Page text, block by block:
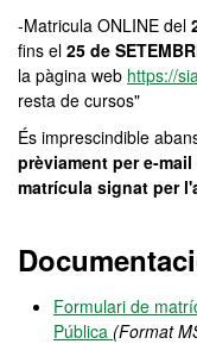
-Matricula ONLINE del
fins el 25 de
la pàgina web https://
resta de cursos"
És imprescindible
prèviament per e-
matrícula signat per
Formulari de
Pública (Format